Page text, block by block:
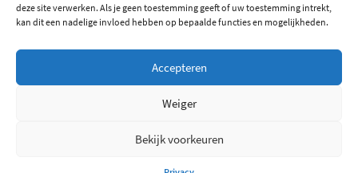
deze site verwerken. Als je geen toestemming geeft of uw toestemming intrekt,
kan dit een nadelige invloed hebben op bepaalde functies en mogelijkheden.
Accepteren
Weiger
Bekijk voorkeuren
OPENINGSTIJDEN
© 2026 Alle rechten voorbehouden
Algemene Voorwaarden